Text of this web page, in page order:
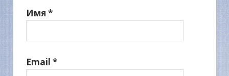
Имя *
Email *